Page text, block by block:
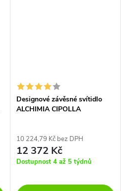
Designové závěsné svítidlo
ALCHIMIA CIPOLLA
10 224,79 Kč bez DPH
12 372 Kč
Dostupnost 4 až 5 týdnů